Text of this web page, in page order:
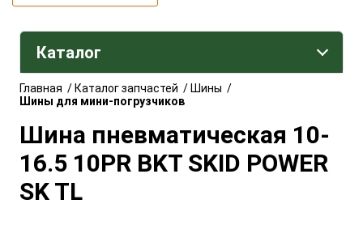
Каталог
Главная /Каталог запчастей /Шины /
Шины для мини-погрузчиков
Шина пневматическая 10-
16.5 10PR BKT SKID POWER
SK TL